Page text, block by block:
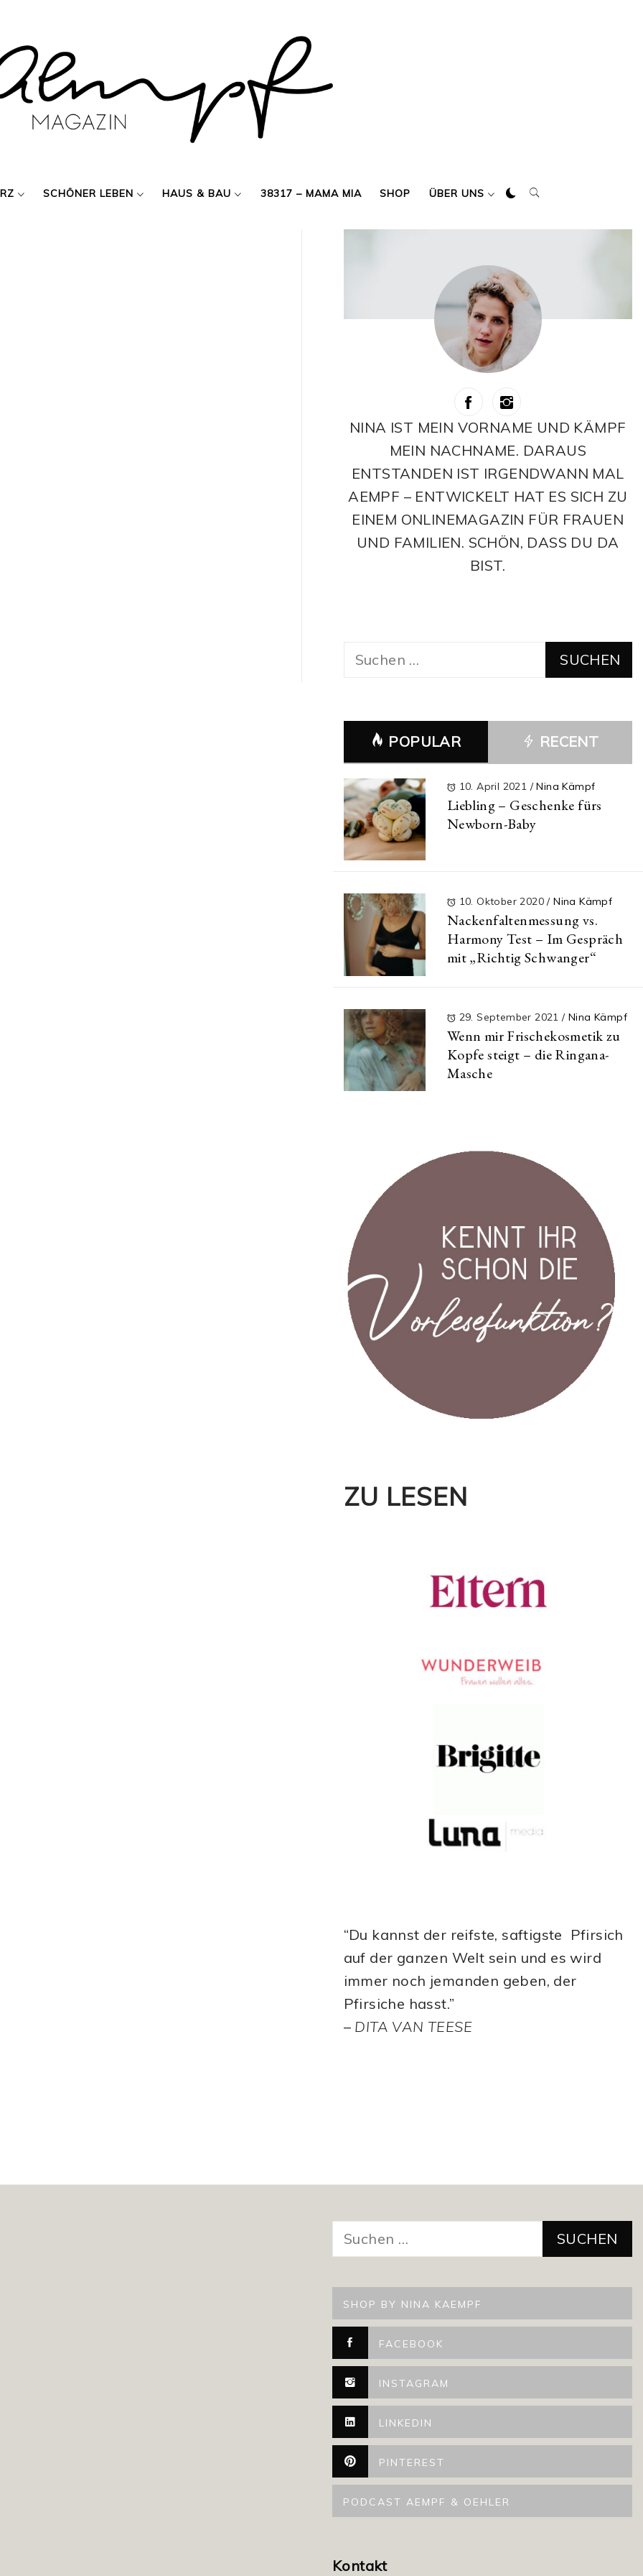
SCHÖNER LEBEN HAUS & BAU 38317 – MAMA MIA SHOP ÜBER UNS
NINA IST MEIN VORNAME UND KÄMPF
MEIN NACHNAME. DARAUS
ENTSTANDEN IST IRGENDWANN MAL
AEMPF – ENTWICKELT HAT ES SICH ZU
EINEM ONLINEMAGAZIN FÜR FRAUEN
UND FAMILIEN. SCHÖN, DASS DU DA
BIST.
Suchen
POPULAR RECENT
10. April 2021 / Nina Kämpf
Liebling – Geschenke fürs
Newborn-Baby
10. Oktober 2020/ Nina Kämpf
Nackenfaltenmessung vs.
Harmony Test – Im Gespräch
mit „Richtig Schwanger“
29. September 2021/ Nina Kämpf
Wenn mir Frischekosmetik zu
Kopfe steigt – die Ringana-
Masche
ZU LESEN
“Du kannst der reifste, saftigste Pfirsich
auf der ganzen Welt sein und es wird
immer noch jemanden geben, der
Pfirsiche hasst.”
– DITA VAN TEESE
nach:
SHOP BY NINA KAEMPF
FACEBOOK
INSTAGRAM
LINKEDIN
PINTEREST
PODCAST AEMPF & OEHLER
Kontakt